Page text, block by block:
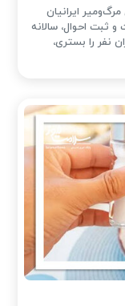
ایرانیان
ثبت احوال، سالانه
و هزاران نفر را بستری،